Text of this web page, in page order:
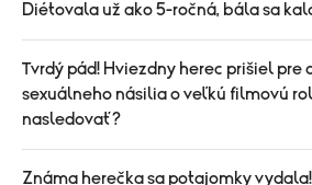
Diétovala už ako 5-ročná, bála sa
Tvrdý pád! Hviezdny herec prišiel pre
sexuálneho násilia o veľkú filmovú
nasledovať?
Známa herečka sa potajomky